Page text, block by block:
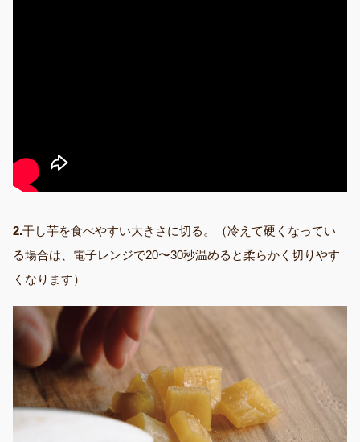
2.干し芋を食べやすい大きさに切る。（冷えて硬くなってい
る場合は、電子レンジで20〜30秒温めると柔らかく切りやす
くなります）